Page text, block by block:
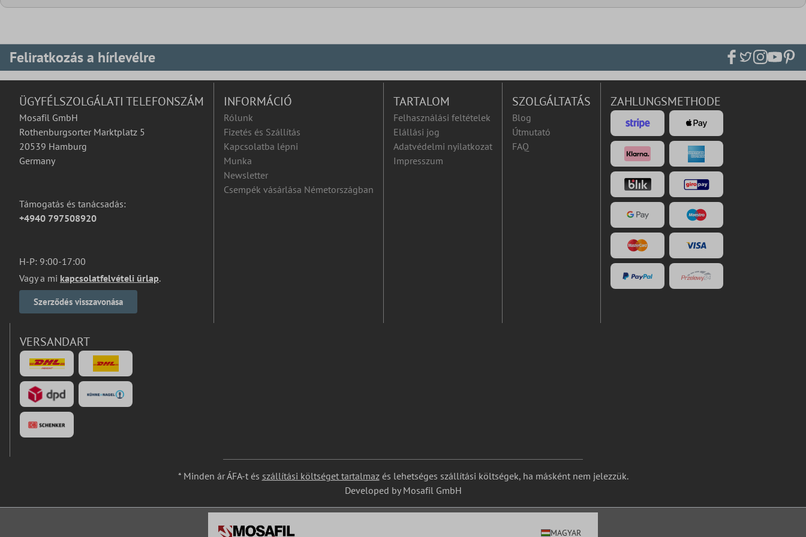
Feliratkozás a hírlevélre
ÜGYFÉLSZOLGÁLATI TELEFONSZÁM
Mosafil GmbH
Rothenburgsorter Marktplatz 5
20539 Hamburg
Germany
Támogatás és tanácsadás:
+4940 797508920
H-P: 9:00-17:00
Vagy a mi kapcsolatfelvételi űrlap.
Szerződés visszavonása
INFORMÁCIÓ
Rólunk
Fizetés és Szállítás
Kapcsolatba lépni
Munka
Newsletter
Csempék vásárlása Németországban
TARTALOM
Felhasználási feltételek
Elállási jog
Adatvédelmi nyilatkozat
Impresszum
SZOLGÁLTATÁS
Blog
Útmutató
FAQ
ZAHLUNGSMETHODE
VERSANDART
* Minden ár ÁFA-t és szállítási költséget tartalmazés lehetséges szállítási költségek, ha másként nem jelezzük.
Developed by Mosafil GmbH
MAGYAR